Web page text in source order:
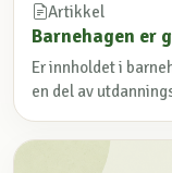
Artikkel
Barnehagen er
Er innholdet i
en del av